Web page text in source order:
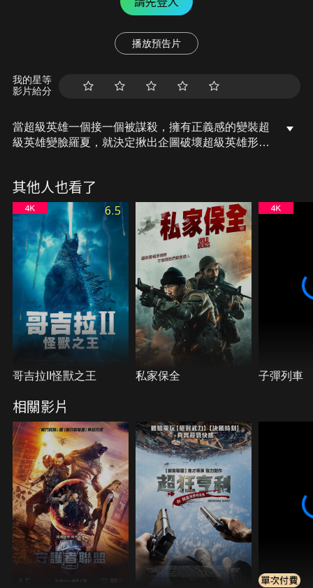
播放預告片
我的星等
影片給分
當超級英雄一個接一個被謀殺，擁有正義感的變裝超
級英雄變臉羅夏，就決定揪出企圖破壞超級英雄形象
力。變臉羅夏調查的結果發現這項陰謀涉及這群超級
英雄的過去，也將對未來造成重大的災難。他和他的
老戰友的責任是守護人類，但是誰來守護“守護
者”呢？
其他人也看了
6.5
哥吉拉II怪獸之王 私家保全 子彈列車
相關影片